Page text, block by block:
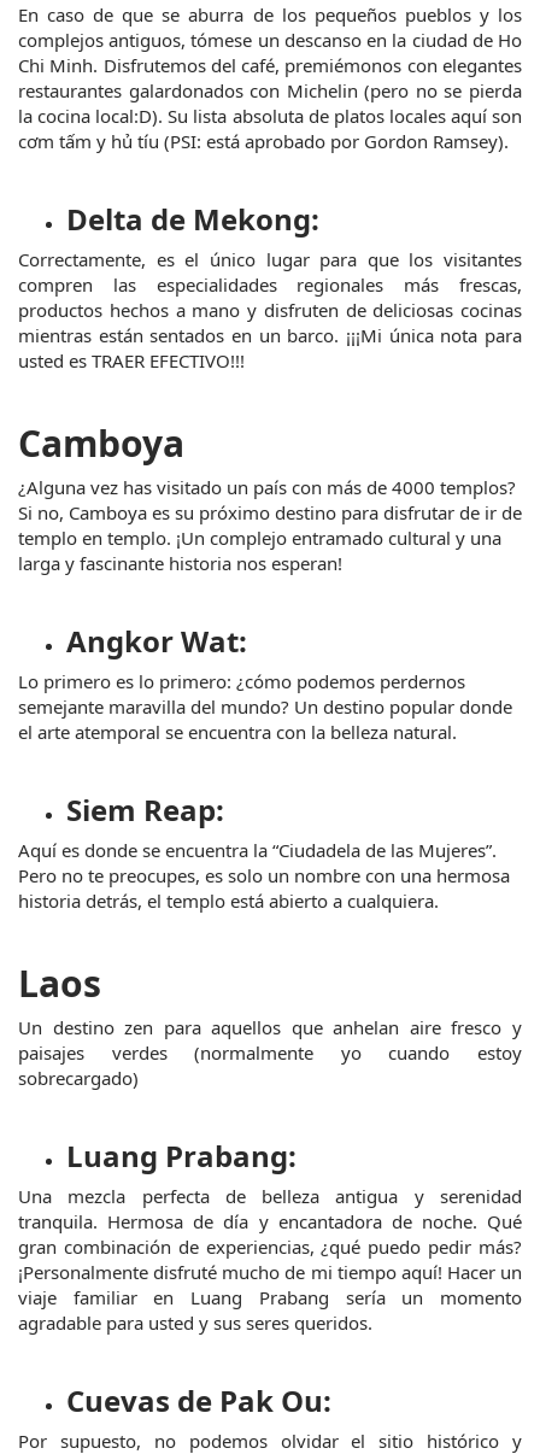
En caso de que se aburra de los pequeños pueblos y los
complejos antiguos, tómese un descanso en la ciudad de Ho
Chi Minh. Disfrutemos del café, premiémonos con elegantes
restaurantes galardonados con Michelin (pero no se pierda
la cocina local:D). Su lista absoluta de platos locales aquí son
cơm tấm y hủ tíu (PSI: está aprobado por Gordon Ramsey).
Delta de Mekong:
Correctamente, es el único lugar para que los visitantes
compren las especialidades regionales más frescas,
productos hechos a mano y disfruten de deliciosas cocinas
mientras están sentados en un barco. ¡¡¡Mi única nota para
usted es TRAER EFECTIVO!!!
Camboya
¿Alguna vez has visitado un país con más de 4000 templos?
Si no, Camboya es su próximo destino para disfrutar de ir de
templo en templo. ¡Un complejo entramado cultural y una
larga y fascinante historia nos esperan!
Angkor Wat:
Lo primero es lo primero: ¿cómo podemos perdernos
semejante maravilla del mundo? Un destino popular donde
el arte atemporal se encuentra con la belleza natural.
Siem Reap:
Aquí es donde se encuentra la “Ciudadela de las Mujeres”.
Pero no te preocupes, es solo un nombre con una hermosa
historia detrás, el templo está abierto a cualquiera.
Laos
Un destino zen para aquellos que anhelan aire fresco y
paisajes verdes (normalmente yo cuando estoy
sobrecargado)
Luang Prabang:
Una mezcla perfecta de belleza antigua y serenidad
tranquila. Hermosa de día y encantadora de noche. Qué
gran combinación de experiencias, ¿qué puedo pedir más?
¡Personalmente disfruté mucho de mi tiempo aquí! Hacer un
viaje familiar en Luang Prabang sería un momento
agradable para usted y sus seres queridos.
Cuevas de Pak Ou:
Por supuesto, no podemos olvidar el sitio histórico y